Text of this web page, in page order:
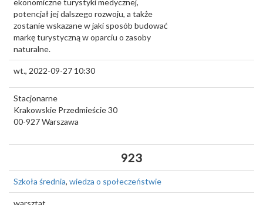
ekonomiczne turystyki medycznej,
potencjał jej dalszego rozwoju, a także
zostanie wskazane w jaki sposób budować
markę turystyczną w oparciu o zasoby
naturalne.
wt., 2022-09-27 10:30
Stacjonarne
Krakowskie Przedmieście 30
00-927Warszawa
923
Szkoła średnia, wiedza o społeczeństwie